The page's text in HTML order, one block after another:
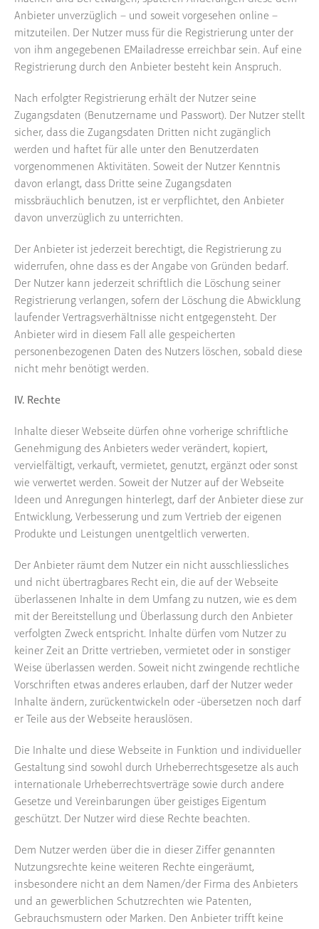
Anbieter unverzüglich – und soweit vorgesehen online –
mitzuteilen. Der Nutzer muss für die Registrierung unter der
von ihm angegebenen EMailadresse erreichbar sein. Auf eine
Registrierung durch den Anbieter besteht kein Anspruch.
Nach erfolgter Registrierung erhält der Nutzer seine
Zugangsdaten (Benutzername und Passwort). Der Nutzer stellt
sicher, dass die Zugangsdaten Dritten nicht zugänglich
werden und haftet für alle unter den Benutzerdaten
vorgenommenen Aktivitäten. Soweit der Nutzer Kenntnis
davon erlangt, dass Dritte seine Zugangsdaten
missbräuchlich benutzen, ist er verpflichtet, den Anbieter
davon unverzüglich zu unterrichten.
Der Anbieter ist jederzeit berechtigt, die Registrierung zu
widerrufen, ohne dass es der Angabe von Gründen bedarf.
Der Nutzer kann jederzeit schriftlich die Löschung seiner
Registrierung verlangen, sofern der Löschung die Abwicklung
laufender Vertragsverhältnisse nicht entgegensteht. Der
Anbieter wird in diesem Fall alle gespeicherten
personenbezogenen Daten des Nutzers löschen, sobald diese
nicht mehr benötigt werden.
IV. Rechte
Inhalte dieser Webseite dürfen ohne vorherige schriftliche
Genehmigung des Anbieters weder verändert, kopiert,
vervielfältigt, verkauft, vermietet, genutzt, ergänzt oder sonst
wie verwertet werden. Soweit der Nutzer auf der Webseite
Ideen und Anregungen hinterlegt, darf der Anbieter diese zur
Entwicklung, Verbesserung und zum Vertrieb der eigenen
Produkte und Leistungen unentgeltlich verwerten.
Der Anbieter räumt dem Nutzer ein nicht ausschliessliches
und nicht übertragbares Recht ein, die auf der Webseite
überlassenen Inhalte in dem Umfang zu nutzen, wie es dem
mit der Bereitstellung und Überlassung durch den Anbieter
verfolgten Zweck entspricht. Inhalte dürfen vom Nutzer zu
keiner Zeit an Dritte vertrieben, vermietet oder in sonstiger
Weise überlassen werden. Soweit nicht zwingende rechtliche
Vorschriften etwas anderes erlauben, darf der Nutzer weder
Inhalte ändern, zurückentwickeln oder -übersetzen noch darf
er Teile aus der Webseite herauslösen.
Die Inhalte und diese Webseite in Funktion und individueller
Gestaltung sind sowohl durch Urheberrechtsgesetze als auch
internationale Urheberrechtsverträge sowie durch andere
Gesetze und Vereinbarungen über geistiges Eigentum
geschützt. Der Nutzer wird diese Rechte beachten.
Dem Nutzer werden über die in dieser Ziffer genannten
Nutzungsrechte keine weiteren Rechte eingeräumt,
insbesondere nicht an dem Namen/der Firma des Anbieters
und an gewerblichen Schutzrechten wie Patenten,
Gebrauchsmustern oder Marken. Den Anbieter trifft keine